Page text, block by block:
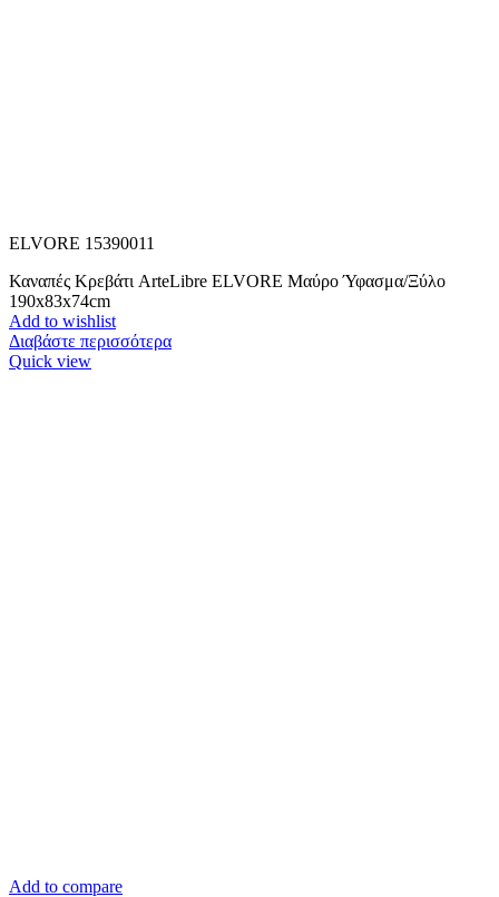
ELVORE 15390011
Καναπές Κρεβάτι ArteLibre ELVORE Μαύρο Ύφασμα/Ξύλο
190x83x74cm
Add to wishlist
Διαβάστε περισσότερα
Quick view
Add to compare